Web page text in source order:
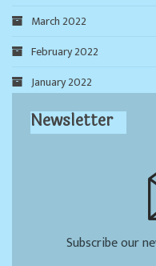
March 2022
February 2022
January 2022
Newsletter
Subscribe our